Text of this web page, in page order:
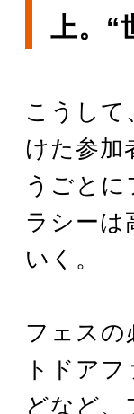
上。“
こうして
けた参加
うごと
ラシーは
いく。
フェスの
トドア
どなど